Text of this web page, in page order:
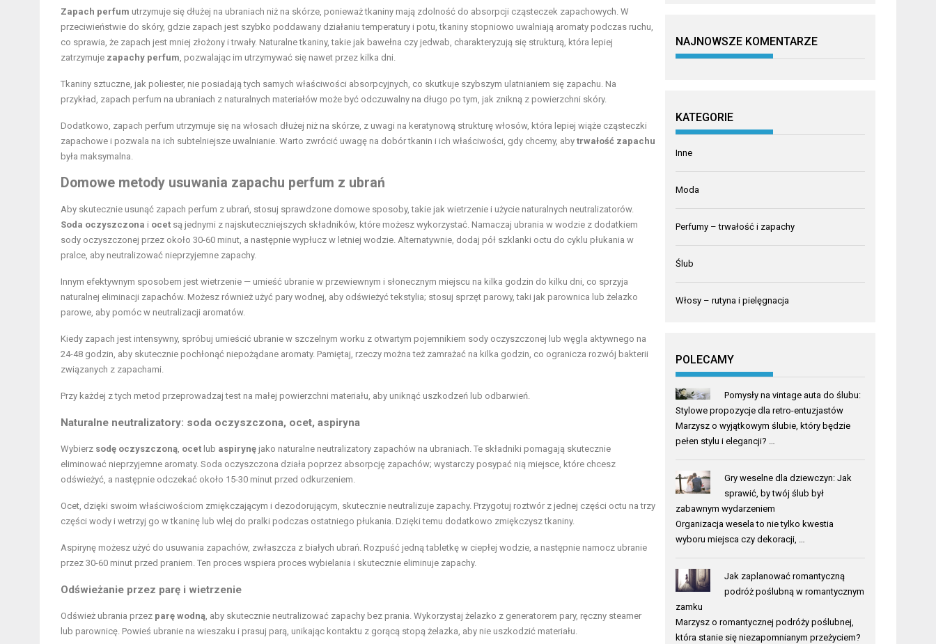
Zapach perfum utrzymuje się dłużej na ubraniach niż na skórze, ponieważ tkaniny mają zdolność do absorpcji cząsteczek zapachowych. W
przeciwieństwie do skóry, gdzie zapach jest szybko poddawany działaniu temperatury i potu, tkaniny stopniowo uwalniają aromaty podczas ruchu,
co sprawia, że zapach jest mniej złożony i trwały. Naturalne tkaniny, takie jak bawełna czy jedwab, charakteryzują się strukturą, która lepiej
zatrzymuje zapachy perfum, pozwalając im utrzymywać się nawet przez kilka dni.
Tkaniny sztuczne, jak poliester, nie posiadają tych samych właściwości absorpcyjnych, co skutkuje szybszym ulatnianiem się zapachu. Na
przykład, zapach perfum na ubraniach z naturalnych materiałów może być odczuwalny na długo po tym, jak znikną z powierzchni skóry.
Dodatkowo, zapach perfum utrzymuje się na włosach dłużej niż na skórze, z uwagi na keratynową strukturę włosów, która lepiej wiąże cząsteczki
zapachowe i pozwala na ich subtelniejsze uwalnianie. Warto zwrócić uwagę na dobór tkanin i ich właściwości, gdy chcemy, aby trwałość zapachu
była maksymalna.
Domowe metody usuwania zapachu perfum z ubrań
Aby skutecznie usunąć zapach perfum z ubrań, stosuj sprawdzone domowe sposoby, takie jak wietrzenie i użycie naturalnych neutralizatorów.
Soda oczyszczona i ocet są jednymi z najskuteczniejszych składników, które możesz wykorzystać. Namaczaj ubrania w wodzie z dodatkiem
sody oczyszczonej przez około 30-60 minut, a następnie wypłucz w letniej wodzie. Alternatywnie, dodaj pół szklanki octu do cyklu płukania w
pralce, aby neutralizować nieprzyjemne zapachy.
Innym efektywnym sposobem jest wietrzenie — umieść ubranie w przewiewnym i słonecznym miejscu na kilka godzin do kilku dni, co sprzyja
naturalnej eliminacji zapachów. Możesz również użyć pary wodnej, aby odświeżyć tekstylia; stosuj sprzęt parowy, taki jak parownica lub żelazko
parowe, aby pomóc w neutralizacji aromatów.
Kiedy zapach jest intensywny, spróbuj umieścić ubranie w szczelnym worku z otwartym pojemnikiem sody oczyszczonej lub węgla aktywnego na
24-48 godzin, aby skutecznie pochłonąć niepożądane aromaty. Pamiętaj, rzeczy można też zamrażać na kilka godzin, co ogranicza rozwój bakterii
związanych z zapachami.
Przy każdej z tych metod przeprowadzaj test na małej powierzchni materiału, aby uniknąć uszkodzeń lub odbarwień.
Naturalne neutralizatory: soda oczyszczona, ocet, aspiryna
Wybierz sodę oczyszczoną, ocet lub aspirynę jako naturalne neutralizatory zapachów na ubraniach. Te składniki pomagają skutecznie
eliminować nieprzyjemne aromaty. Soda oczyszczona działa poprzez absorpcję zapachów; wystarczy posypać nią miejsce, które chcesz
odświeżyć, a następnie odczekać około 15-30 minut przed odkurzeniem.
Ocet, dzięki swoim właściwościom zmiękczającym i dezodorującym, skutecznie neutralizuje zapachy. Przygotuj roztwór z jednej części octu na trzy
części wody i wetrzyj go w tkaninę lub wlej do pralki podczas ostatniego płukania. Dzięki temu dodatkowo zmiękczysz tkaniny.
Aspirynę możesz użyć do usuwania zapachów, zwłaszcza z białych ubrań. Rozpuść jedną tabletkę w ciepłej wodzie, a następnie namocz ubranie
przez 30-60 minut przed praniem. Ten proces wspiera proces wybielania i skutecznie eliminuje zapachy.
Odświeżanie przez parę i wietrzenie
Odśwież ubrania przez parę wodną, aby skutecznie neutralizować zapachy bez prania. Wykorzystaj żelazko z generatorem pary, ręczny steamer
lub parownicę. Powieś ubranie na wieszaku i prasuj parą, unikając kontaktu z gorącą stopą żelazka, aby nie uszkodzić materiału.
NAJNOWSZE KOMENTARZE
KATEGORIE
Inne
Moda
Perfumy – trwałość i zapachy
Ślub
Włosy – rutyna i pielęgnacja
POLECAMY
Pomysły na vintage auta do ślubu:
Stylowe propozycje dla retro-entuzjastów
Marzysz o wyjątkowym ślubie, który będzie
pełen stylu i elegancji? …
Gry weselne dla dziewczyn: Jak
sprawić, by twój ślub był
zabawnym wydarzeniem
Organizacja wesela to nie tylko kwestia
wyboru miejsca czy dekoracji, …
Jak zaplanować romantyczną
podróż poślubną w romantycznym
zamku
Marzysz o romantycznej podróży poślubnej,
która stanie się niezapomnianym przeżyciem?